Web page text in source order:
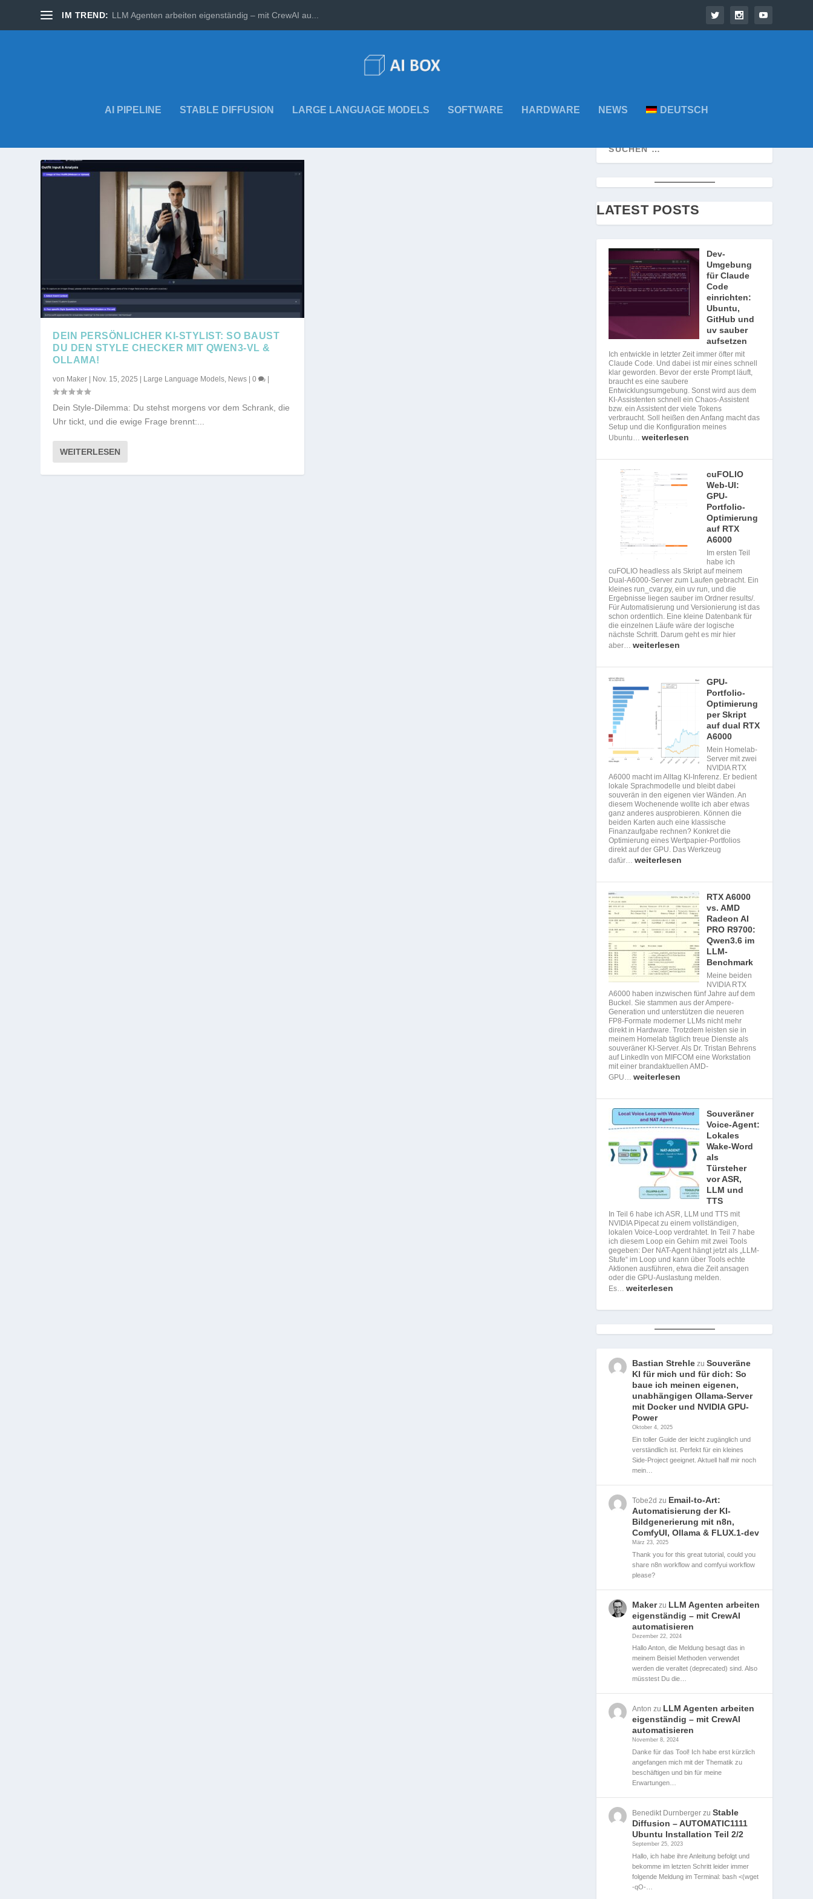
IM TREND: LLM Agenten arbeiten eigenständig – mit CrewAI au...
AI PIPELINE STABLE DIFFUSION LARGE LANGUAGE MODELS SOFTWARE HARDWARE NEWS DEUTSCH
DEIN PERSÖNLICHER KI-STYLIST: SO BAUST
DU DEN STYLE CHECKER MIT QWEN3-VL &
OLLAMA!
von Maker Nov. 15, 2025 Large Language Models, News |0
Dein Style-Dilemma: Du stehst morgens vor dem Schrank, die
Uhr tickt, und die ewige Frage brennt:...
WEITERLESEN
LATEST POSTS
Dev-
Umgebung
für Claude
Code
einrichten:
Ubuntu,
GitHub und
uv sauber
aufsetzen
Ich entwickle in letzter Zeit immer öfter mit
Claude Code. Und dabei ist mir eines schnell
klar geworden. Bevor der erste Prompt läuft,
braucht es eine saubere
Entwicklungsumgebung. Sonst wird aus dem
KI-Assistenten schnell ein Chaos-Assistent
bzw. ein Assistent der viele Tokens
verbraucht. Soll heißen den Anfang macht das
Setup und die Konfiguration meines
Ubuntu…weiterlesen
cuFOLIO
Web-UI:
GPU-
Portfolio-
Optimierung
auf RTX
A6000
Im ersten Teil
habe ich
cuFOLIO headless als Skript auf meinem
Dual-A6000-Server zum Laufen gebracht. Ein
kleines run_cvar.py, ein uv run, und die
Ergebnisse liegen sauber im Ordner results/.
Für Automatisierung und Versionierung ist das
schon ordentlich. Eine kleine Datenbank für
die einzelnen Läufe wäre der logische
nächste Schritt. Darum geht es mir hier
aber…weiterlesen
GPU-
Portfolio-
Optimierung
per Skript
auf dual RTX
A6000
Mein Homelab-
Server mit zwei
NVIDIA RTX
A6000 macht im Alltag KI-Inferenz. Er bedient
lokale Sprachmodelle und bleibt dabei
souverän in den eigenen vier Wänden. An
diesem Wochenende wollte ich aber etwas
ganz anderes ausprobieren. Können die
beiden Karten auch eine klassische
Finanzaufgabe rechnen? Konkret die
Optimierung eines Wertpapier-Portfolios
direkt auf der GPU. Das Werkzeug
dafür…weiterlesen
RTX A6000
vs. AMD
Radeon AI
PRO R9700:
Qwen3.6 im
LLM-
Benchmark
Meine beiden
NVIDIA RTX
A6000 haben inzwischen fünf Jahre auf dem
Buckel. Sie stammen aus der Ampere-
Generation und unterstützen die neueren
FP8-Formate moderner LLMs nicht mehr
direkt in Hardware. Trotzdem leisten sie in
meinem Homelab täglich treue Dienste als
souveräner KI-Server. Als Dr. Tristan Behrens
auf LinkedIn von MIFCOM eine Workstation
mit einer brandaktuellen AMD-
GPU…weiterlesen
Souveräner
Voice-Agent:
Lokales
Wake-Word
als
Türsteher
vor ASR,
LLM und
TTS
In Teil 6 habe ich ASR, LLM und TTS mit
NVIDIA Pipecat zu einem vollständigen,
lokalen Voice-Loop verdrahtet. In Teil 7 habe
ich diesem Loop ein Gehirn mit zwei Tools
gegeben: Der NAT-Agent hängt jetzt als „LLM-
Stufe“ im Loop und kann über Tools echte
Aktionen ausführen, etwa die Zeit ansagen
oder die GPU-Auslastung melden.
Es…weiterlesen
Bastian Strehle zuSouveräne
KI für mich und für dich: So
baue ich meinen eigenen,
unabhängigen Ollama-Server
mit Docker und NVIDIA GPU-
Power
Oktober 4, 2025
Ein toller Guide der leicht zugänglich und
verständlich ist. Perfekt für ein kleines
Side-Project geeignet. Aktuell half mir noch
mein…
Tobe2d zu Email-to-Art:
Automatisierung der KI-
Bildgenerierung mit n8n,
ComfyUI, Ollama & FLUX.1-dev
März 23, 2025
Thank you for this great tutorial, could you
share n8n workflow and comfyui workflow
please?
Makerzu LLM Agenten arbeiten
eigenständig – mit CrewAI
automatisieren
Dezember 22, 2024
Hallo Anton, die Meldung besagt das in
meinem Beisiel Methoden verwendet
werden die veraltet (deprecated) sind. Also
müsstest Du die…
Anton zu LLM Agenten arbeiten
eigenständig – mit CrewAI
automatisieren
November 8, 2024
Danke für das Tool! Ich habe erst kürzlich
angefangen mich mit der Thematik zu
beschäftigen und bin für meine
Erwartungen…
Benedikt Durnberger zuStable
Diffusion – AUTOMATIC1111
Ubuntu Installation Teil 2/2
September 25, 2023
Hallo, ich habe ihre Anleitung befolgt und
bekomme im letzten Schritt leider immer
folgende Meldung im Terminal: bash <(wget
-qO-…